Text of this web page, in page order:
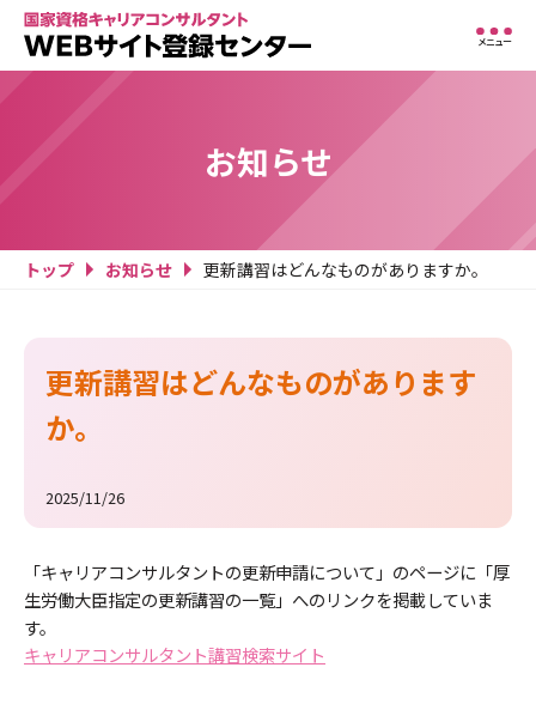
メニュー
お知らせ
トップ お知らせ 更新講習はどんなものがありますか。
更新講習はどんなものがあります
か。
2025/11/26
「キャリアコンサルタントの更新申請について」のページに「厚
生労働大臣指定の更新講習の一覧」へのリンクを掲載していま
す。
キャリアコンサルタント講習検索サイト